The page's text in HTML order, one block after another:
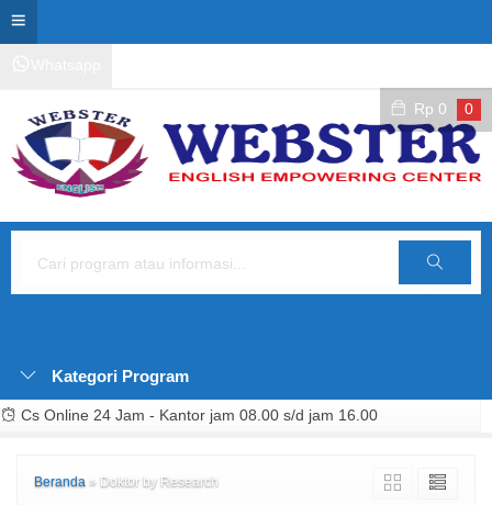
Rp 0 0
Cari
Kategori Program
Cs Online 24 Jam - Kantor jam 08.00 s/d jam 16.00
Beranda » Doktor by Research